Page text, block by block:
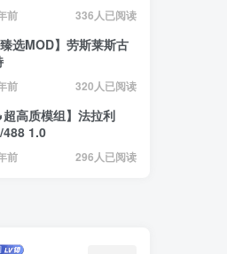
前 336人已阅读
臻选MOD】劳斯莱斯古
前 320人已阅读
超高质模组】法拉利
488 1.0
前 296人已阅读